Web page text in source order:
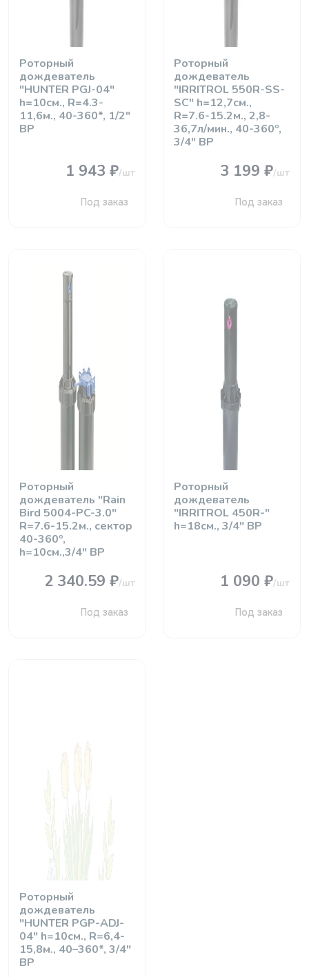
Роторный
дождеватель
"HUNTER PGJ-04"
h=10см., R=4.3-
11,6м., 40-360*, 1/2"
ВР
1 943 ₽/шт
Под заказ
Роторный
дождеватель
"IRRITROL 550R-SS-
SC" h=12,7см.,
R=7.6-15.2м., 2,8-
36,7л/мин., 40-360º,
3/4" ВР
3 199 ₽/шт
Под заказ
Роторный
дождеватель "Rain
Bird 5004-PC-3.0"
R=7.6-15.2м., сектор
40-360º,
h=10см.,3/4" ВР
2 340.59 ₽/шт
Под заказ
Роторный
дождеватель
"IRRITROL 450R-"
h=18см., 3/4" ВР
1 090 ₽/шт
Под заказ
Роторный
дождеватель
"HUNTER PGP-ADJ-
04" h=10см., R=6,4-
15,8м., 40–360*, 3/4"
ВР